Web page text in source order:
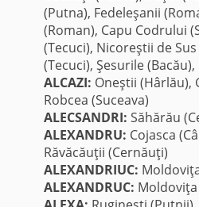
(Putna), Fedeleşanii
(Roman), Capu Codrului
(Tecuci), Nicoreştii de
(Tecuci), Şesurile (Bacău),
ALCAZI: Oneştii (Hârlău),
Robcea (Suceava)
ALECSANDRI: Săhărău
ALEXANDRU: Cojasca
Răvăcăuţii (Cernăuţi)
ALEXANDRIUC:
ALEXANDRUC: